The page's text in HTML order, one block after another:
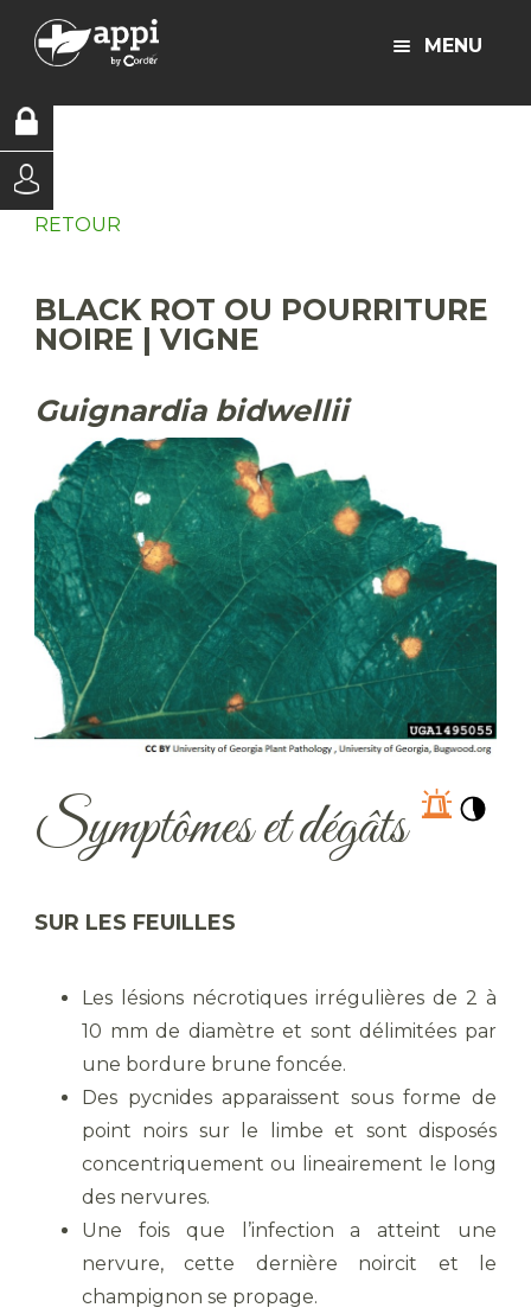
MENU
RETOUR
BLACK ROT OU POURRITURE
NOIRE | VIGNE
Guignardia bidwellii
Symptômes et dégâts
SUR LES FEUILLES
Les lésions nécrotiques irrégulières de 2 à
10 mm de diamètre et sont délimitées par
une bordure brune foncée.
Des pycnides apparaissent sous forme de
point noirs sur le limbe et sont disposés
concentriquement ou lineairement le long
des nervures.
Une fois que l’infection a atteint une
nervure, cette dernière noircit et le
champignon se propage.